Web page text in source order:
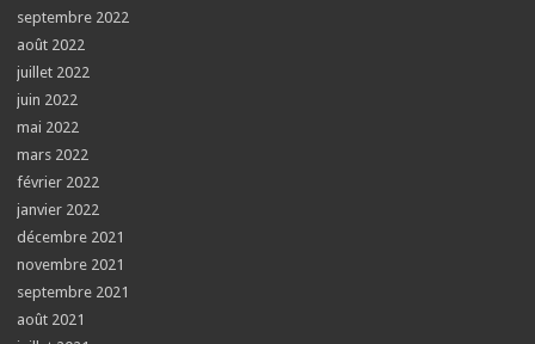
septembre 2022
août 2022
juillet 2022
juin 2022
mai 2022
mars 2022
février 2022
janvier 2022
décembre 2021
novembre 2021
septembre 2021
août 2021